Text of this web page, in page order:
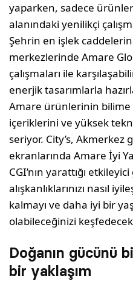
yaparken, sadece
alanındaki yenilikçi
Şehrin en işlek
merkezlerinde Amare
çalışmaları ile
enerjik tasarımlarla
Amare ürünlerinin bilime
içeriklerini ve yüksek
seriyor. City’s, Akmerkez
ekranlarında Amare İyi
CGI’nın yarattığı
alışkanlıklarınızı nasıl
kalmayı ve daha iyi bir
olabileceğinizi
Doğanın gücünü
bir yaklaşım